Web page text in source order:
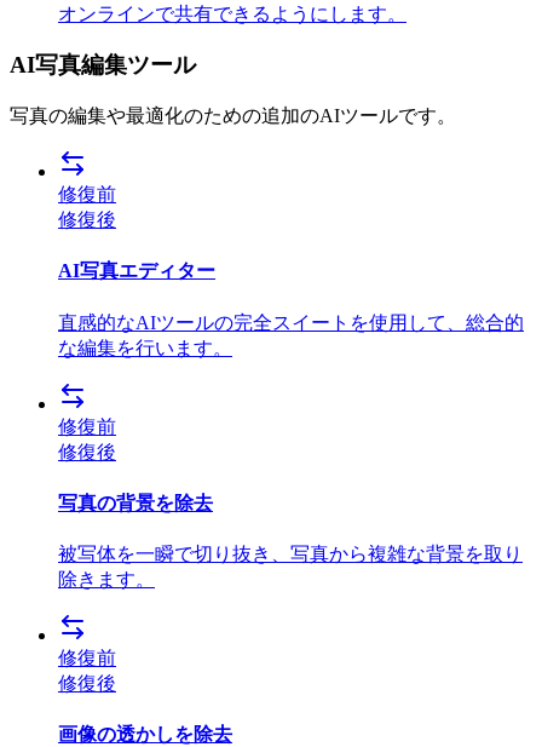
オンラインで共有できるようにします。
AI写真編集ツール
写真の編集や最適化のための追加のAIツールです。
修復前
修復後
AI写真エディター
直感的なAIツールの完全スイートを使用して、総合的
な編集を行います。
修復前
修復後
写真の背景を除去
被写体を一瞬で切り抜き、写真から複雑な背景を取り
除きます。
修復前
修復後
画像の透かしを除去